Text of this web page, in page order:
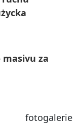
masivu za
fotogalerie